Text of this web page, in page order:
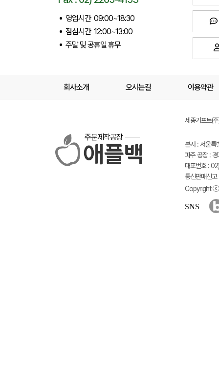
영업시간 09:00~18:30
점심시간 12:00~13:00
주말 및 공휴일 휴무
회사소개 오시는길 이용약관
주문제작공장
세종기프트(
본사 : 서울
파주 공장 :
대표번호 :
통신판매신
Copyright ⓒ
SNS